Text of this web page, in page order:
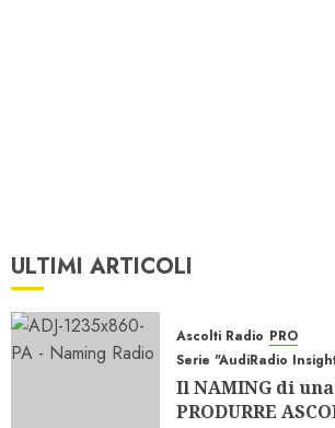
ULTIMI ARTICOLI
Ascolti Radio PRO
Serie "AudiRadio
Il NAMING di
PRODURRE